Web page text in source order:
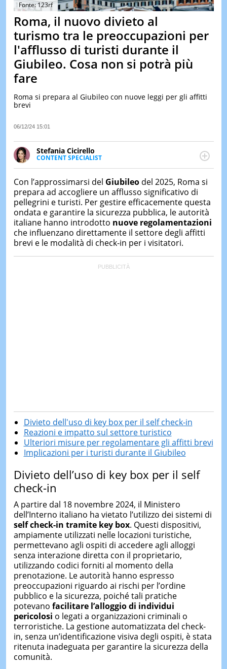
&
TEST
&
Fonte: 123rf
Roma, il nuovo divieto al
turismo tra le preoccupazioni per
l'afflusso di turisti durante il
Giubileo. Cosa non si potrà più
fare
Roma si prepara al Giubileo con nuove leggi per gli affitti
brevi
06/12/24 15:01
Stefania Cicirello
CONTENT SPECIALIST
Content writer, video editor e fotografa, ha
Marketing. Scrive articoli in ottica SEO e realizza
contenuti per social media, con focus su Costume &
Società, Moda e Bellezza.
Con l’approssimarsi del Giubileodel 2025, Roma si
prepara ad accogliere un afflusso significativo di
pellegrini e turisti. Per gestire efficacemente questa
ondata e garantire la sicurezza pubblica, le autorità
italiane hanno introdotto nuove regolamentazioni
che influenzano direttamente il settore degli affitti
brevi e le modalità di check-in per i visitatori.
Divieto dell'uso di key box per il self check-in
Reazioni e impatto sul settore turistico
Ulteriori misure per regolamentare gli affitti brevi
Implicazioni per i turisti durante il Giubileo
Divieto dell’uso di key box per il self
check-in
A partire dal 18 novembre 2024, il Ministero
dell’Interno italiano ha vietato l’utilizzo dei sistemi di
self check-in tramite key box. Questi dispositivi,
ampiamente utilizzati nelle locazioni turistiche,
permettevano agli ospiti di accedere agli alloggi
senza interazione diretta con il proprietario,
utilizzando codici forniti al momento della
prenotazione. Le autorità hanno espresso
preoccupazioni riguardo ai rischi per l’ordine
pubblico e la sicurezza, poiché tali pratiche
potevano facilitare l’alloggio di individui
pericolosi o legati a organizzazioni criminali o
terroristiche. La gestione automatizzata del check-
in, senza un’identificazione visiva degli ospiti, è stata
ritenuta inadeguata per garantire la sicurezza della
comunità.